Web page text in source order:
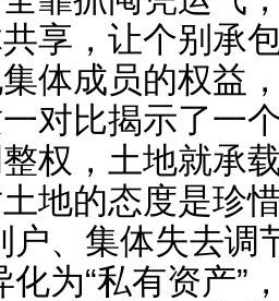
享，让个别承
体成员的权益
对比揭示了一
权，土地就承
地的态度是珍
户、集体失去调
化为“私有资产”